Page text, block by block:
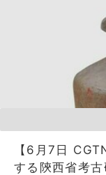
【6月7日
する陝西省考